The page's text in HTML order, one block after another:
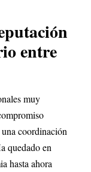
entre
muy
coordinación
quedado en
hasta ahora